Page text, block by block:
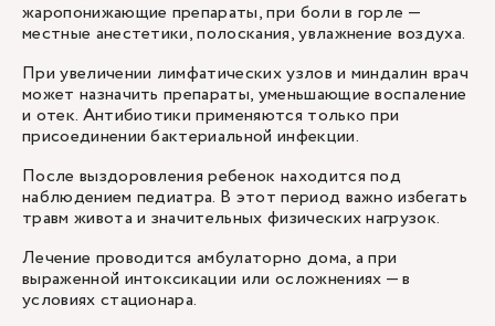
жаропонижающие препараты, при боли в горле —
местные анестетики, полоскания, увлажнение воздуха.
При увеличении лимфатических узлов и миндалин врач
может назначить препараты, уменьшающие воспаление
и отек. Антибиотики применяются только при
присоединении бактериальной инфекции.
После выздоровления ребенок находится под
наблюдением педиатра. В этот период важно избегать
травм живота и значительных физических нагрузок.
Лечение проводится амбулаторно дома, а при
выраженной интоксикации или осложнениях — в
условиях стационара.